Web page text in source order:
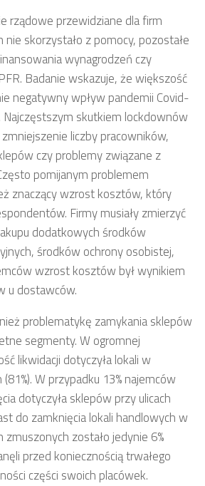
rządowe przewidziane dla firm
nie skorzystało z pomocy, pozostałe
wynagrodzeń czy
Badanie wskazuje, że większość
negatywny wpływ pandemii Covid-
Najczęstszym skutkiem lockdownów
liczby pracowników,
czy problemy związane z
pomijanym problemem
znaczący wzrost kosztów, który
Firmy musiały zmierzyć
dodatkowych środków
środków ochrony osobistej,
wzrost kosztów był wynikiem
u dostawców.
problematykę zamykania sklepów
segmenty. W ogromnej
likwidacji dotyczyła lokali w
W przypadku 13% najemców
dotyczyła sklepów przy ulicach
do zamknięcia lokali handlowych w
zostało jedynie 6%
przed koniecznością trwałego
części swoich placówek.